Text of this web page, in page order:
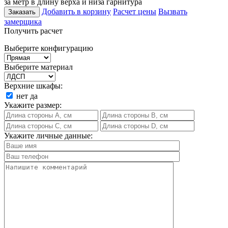
Заказать Добавить в корзину Расчет цены Вызвать
замерщика
Получить расчет
Выберите конфигурацию
Выберите материал
Верхние шкафы:
нет да
Укажите размер:
Укажите личные данные: